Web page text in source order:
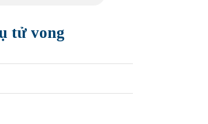
tử vong